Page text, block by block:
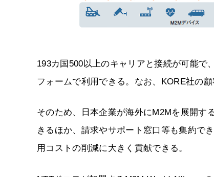
193カ国500以上のキャリアと接続が可能で
フォームで利用できる。なお、KORE社の
そのため、日本企業が海外にM2Mを展開す
きるほか、請求やサポート窓口等も集約で
用コストの削減に大きく貢献できる。